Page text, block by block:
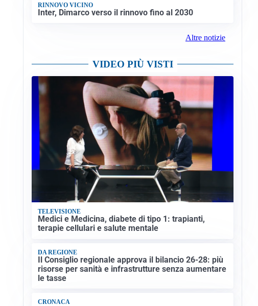
RINNOVO VICINO
Inter, Dimarco verso il rinnovo fino al 2030
Altre notizie
VIDEO PIÙ VISTI
TELEVISIONE
Medici e Medicina, diabete di tipo 1: trapianti,
terapie cellulari e salute mentale
DA REGIONE
Il Consiglio regionale approva il bilancio 26-28: più
risorse per sanità e infrastrutture senza aumentare
le tasse
CRONACA